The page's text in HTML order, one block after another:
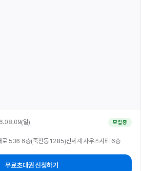
일) 모집중
로 536 6층(죽전동 1285)신세계 사우스시티 6층
무료초대권 신청하기